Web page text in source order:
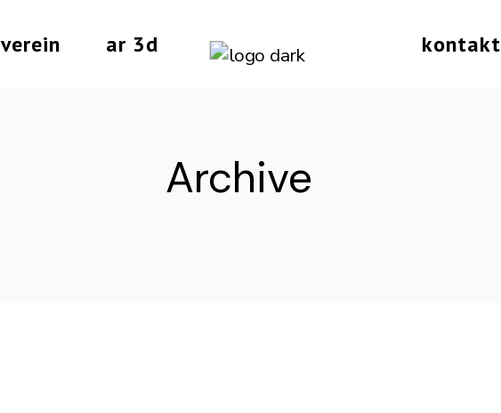
verein ar 3d kontakt
Archive